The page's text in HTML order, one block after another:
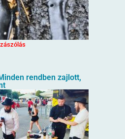
rendben zajlott,